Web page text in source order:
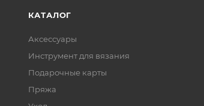
КАТАЛОГ
Аксессуары
Инструмент для вязания
Подарочные карты
Пряжа